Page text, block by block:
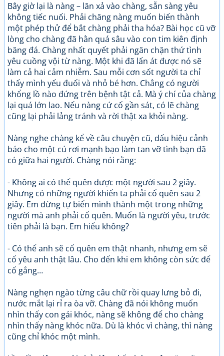
Bây giờ lại là nàng – lăn xả vào chàng, sẵn sàng yêu
không tiếc nuối. Phải chăng nàng muốn biến thành
một phép thử để bắt chàng phải tha hóa? Bài học cũ vỡ
lòng cho chàng đã hằn quá sâu vào con tim kiên định
băng đá. Chàng nhất quyết phải ngăn chặn thứ tình
yêu cuồng vội từ nàng. Một khi đã lấn át được nó sẽ
làm cả hai cảm nhiễm. Sau mỗi cơn sốt người ta chỉ
thấy mình yếu đuối và nhỏ bé hơn. Chẳng có người
khổng lồ nào đứng trên bệnh tật cả. Mà ý chí của chàng
lại quá lớn lao. Nếu nàng cứ cố gần sát, có lẽ chàng
cũng lại phải lảng tránh và rời thật xa khỏi nàng.
Nàng nghe chàng kể về câu chuyện cũ, dấu hiệu cảnh
báo cho một cú rơi mạnh bạo làm tan vỡ tình bạn đã
có giữa hai người. Chàng nói rằng:
- Không ai có thể quên được một người sau 2 giây.
Nhưng có những người khiến ta phải cố quên sau 2
giây. Em đừng tự biến mình thành một trong những
người mà anh phải cố quên. Muốn là người yêu, trước
tiên phải là bạn. Em hiểu không?
- Có thể anh sẽ cố quên em thật nhanh, nhưng em sẽ
cố yêu anh thật lâu. Cho đến khi em không còn sức để
cố gắng…
Nàng nghẹn ngào từng câu chữ rồi quay lưng bỏ đi,
nước mắt lại rỉ ra òa vỡ. Chàng đã nói không muốn
nhìn thấy con gái khóc, nàng sẽ không để cho chàng
nhìn thấy nàng khóc nữa. Dù là khóc vì chàng, thì nàng
cũng chỉ khóc một mình.